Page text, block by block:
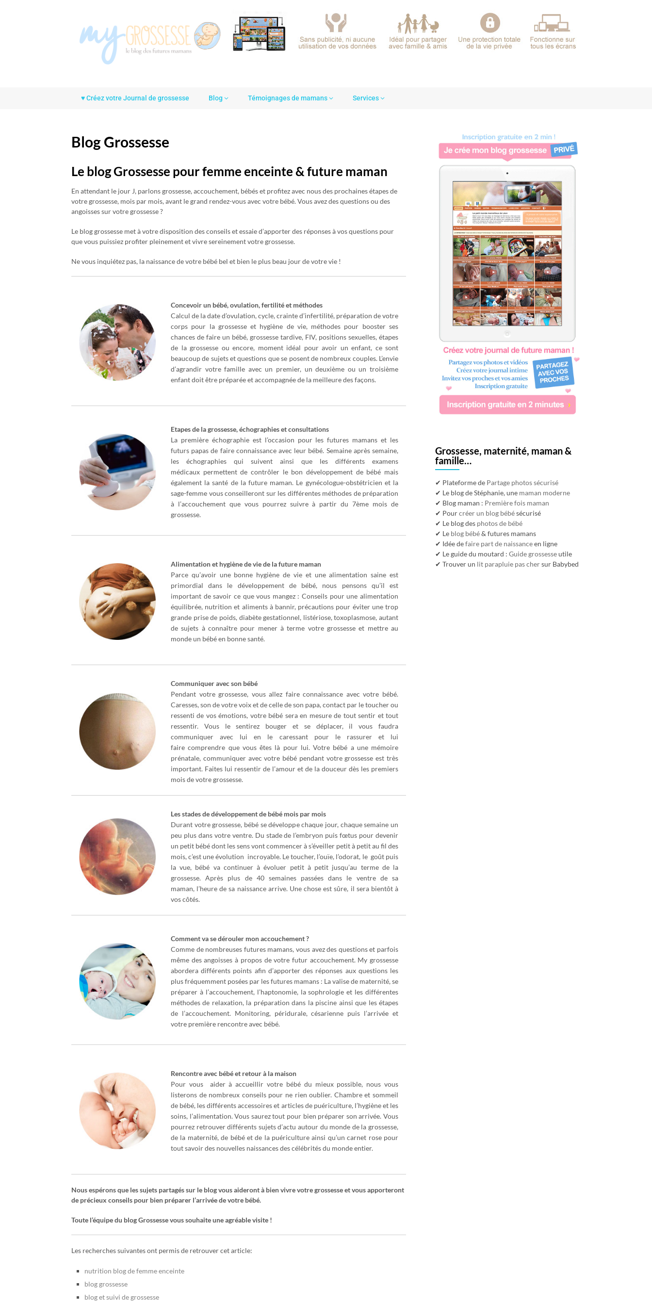
♥ Créez votre Journal de grossesse Blog Témoignages de mamans Services
Blog Grossesse
Le blog Grossesse pour femme enceinte & future maman
En attendant le jour J, parlons grossesse, accouchement, bébés et profitez avec nous des prochaines étapes de
votre grossesse, mois par mois, avant le grand rendez-vous avec votre bébé. Vous avez des questions ou des
angoisses sur votre grossesse ?
Le blog grossesse met à votre disposition des conseils et essaie d’apporter des réponses à vos questions pour
que vous puissiez profiter pleinement et vivre sereinement votre grossesse.
Ne vous inquiétez pas, la naissance de votre bébé bel et bien le plus beau jour de votre vie !
Concevoir un bébé, ovulation, fertilité et méthodes
Calcul de la date d’ovulation, cycle, crainte d’infertilité, préparation de votre
corps pour la grossesse et hygiène de vie, méthodes pour booster ses
chances de faire un bébé, grossesse tardive, FIV, positions sexuelles, étapes
de la grossesse ou encore, moment idéal pour avoir un enfant, ce sont
beaucoup de sujets et questions que se posent de nombreux couples. L’envie
d’agrandir votre famille avec un premier, un deuxième ou un troisième
enfant doit être préparée et accompagnée de la meilleure des façons.
Etapes de la grossesse, échographies et consultations
La première échographie est l’occasion pour les futures mamans et les
futurs papas de faire connaissance avec leur bébé. Semaine après semaine,
les échographies qui suivent ainsi que les différents examens
médicaux permettent de contrôler le bon développement de bébé mais
également la santé de la future maman. Le gynécologue-obstétricien et la
sage-femme vous conseilleront sur les différentes méthodes de préparation
à l’accouchement que vous pourrez suivre à partir du 7ème mois de
grossesse.
Alimentation et hygiène de vie de la future maman
Parce qu’avoir une bonne hygiène de vie et une alimentation saine est
primordial dans le développement de bébé, nous pensons qu’il est
important de savoir ce que vous mangez : Conseils pour une alimentation
équilibrée, nutrition et aliments à bannir, précautions pour éviter une trop
grande prise de poids, diabète gestationnel, listériose, toxoplasmose, autant
de sujets à connaître pour mener à terme votre grossesse et mettre au
monde un bébé en bonne santé.
Communiquer avec son bébé
Pendant votre grossesse, vous allez faire connaissance avec votre bébé.
Caresses, son de votre voix et de celle de son papa, contact par le toucher ou
ressenti de vos émotions, votre bébé sera en mesure de tout sentir et tout
ressentir. Vous le sentirez bouger et se déplacer, il vous faudra
communiquer avec lui en le caressant pour le rassurer et lui
faire comprendre que vous êtes là pour lui. Votre bébé a une mémoire
prénatale, communiquer avec votre bébé pendant votre grossesse est très
important. Faites lui ressentir de l’amour et de la douceur dès les premiers
mois de votre grossesse.
Les stades de développement de bébé mois par mois
Durant votre grossesse, bébé se développe chaque jour, chaque semaine un
peu plus dans votre ventre. Du stade de l’embryon puis fœtus pour devenir
un petit bébé dont les sens vont commencer à s’éveiller petit à petit au fil des
mois, c’est une évolution incroyable. Le toucher, l’ouïe, l’odorat, le goût puis
la vue, bébé va continuer à évoluer petit à petit jusqu’au terme de la
grossesse. Après plus de 40 semaines passées dans le ventre de sa
maman, l’heure de sa naissance arrive. Une chose est sûre, il sera bientôt à
vos côtés.
Comment va se dérouler mon accouchement ?
Comme de nombreuses futures mamans, vous avez des questions et parfois
même des angoisses à propos de votre futur accouchement. My grossesse
abordera différents points afin d’apporter des réponses aux questions les
plus fréquemment posées par les futures mamans : La valise de maternité, se
préparer à l’accouchement, l’haptonomie, la sophrologie et les différentes
méthodes de relaxation, la préparation dans la piscine ainsi que les étapes
de l’accouchement. Monitoring, péridurale, césarienne puis l’arrivée et
votre première rencontre avec bébé.
Rencontre avec bébé et retour à la maison
Pour vous aider à accueillir votre bébé du mieux possible, nous vous
listerons de nombreux conseils pour ne rien oublier. Chambre et sommeil
de bébé, les différents accessoires et articles de puériculture, l’hygiène et les
soins, l’alimentation. Vous saurez tout pour bien préparer son arrivée. Vous
pourrez retrouver différents sujets d’actu autour du monde de la grossesse,
de la maternité, de bébé et de la puériculture ainsi qu’un carnet rose pour
tout savoir des nouvelles naissances des célébrités du monde entier.
Nous espérons que les sujets partagés sur le blog vous aideront à bien vivre votre grossesse et vous apporteront
de précieux conseils pour bien préparer l’arrivée de votre bébé.
Toute l’équipe du blog Grossesse vous souhaite une agréable visite !
Les recherches suivantes ont permis de retrouver cet article:
nutrition blog de femme enceinte
blog grossesse
blog et suivi de grossesse
Grossesse, maternité, maman &
famille…
✔ Plateforme de Partage photos sécurisé
✔ Le blog de Stéphanie, une maman moderne
✔ Blog maman : Première fois maman
✔ Pourcréer un blog bébésécurisé
✔ Le blog des photos de bébé
✔ Le blog bébé& futures mamans
✔ Idée defaire part de naissanceen ligne
✔ Le guide du moutard : Guide grossesseutile
✔ Trouver un lit parapluie pas chersur Babybed